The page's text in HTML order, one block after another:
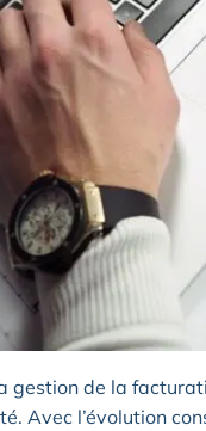
gestion de la
Avec l’évolution